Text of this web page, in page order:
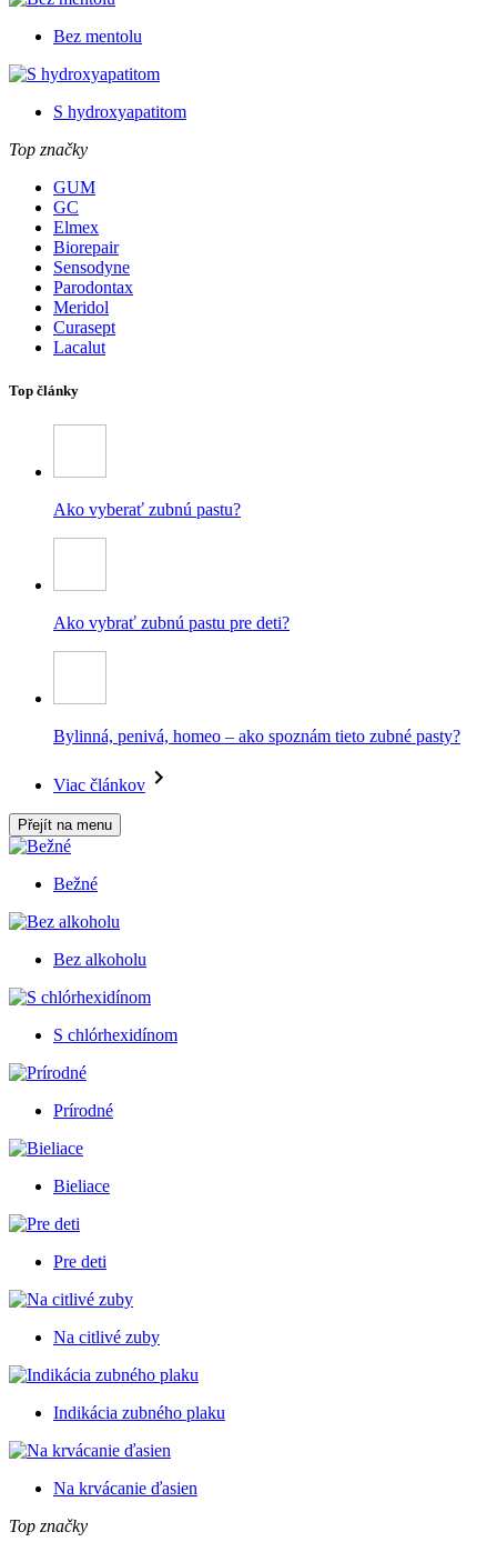
Bez mentolu
S hydroxyapatitom
Top značky
GUM
GC
Elmex
Biorepair
Sensodyne
Parodontax
Meridol
Curasept
Lacalut
Top články
Ako vyberať zubnú pastu?
Ako vybrať zubnú pastu pre deti?
Bylinná, penivá, homeo – ako spoznám tieto zubné pasty?
Viac článkov
Přejít na menu
Bežné
Bez alkoholu
S chlórhexidínom
Prírodné
Bieliace
Pre deti
Na citlivé zuby
Indikácia zubného plaku
Na krvácanie ďasien
Top značky